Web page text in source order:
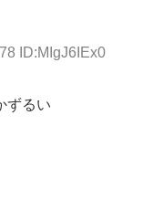
ID:MIgJ6IEx0
ずるい